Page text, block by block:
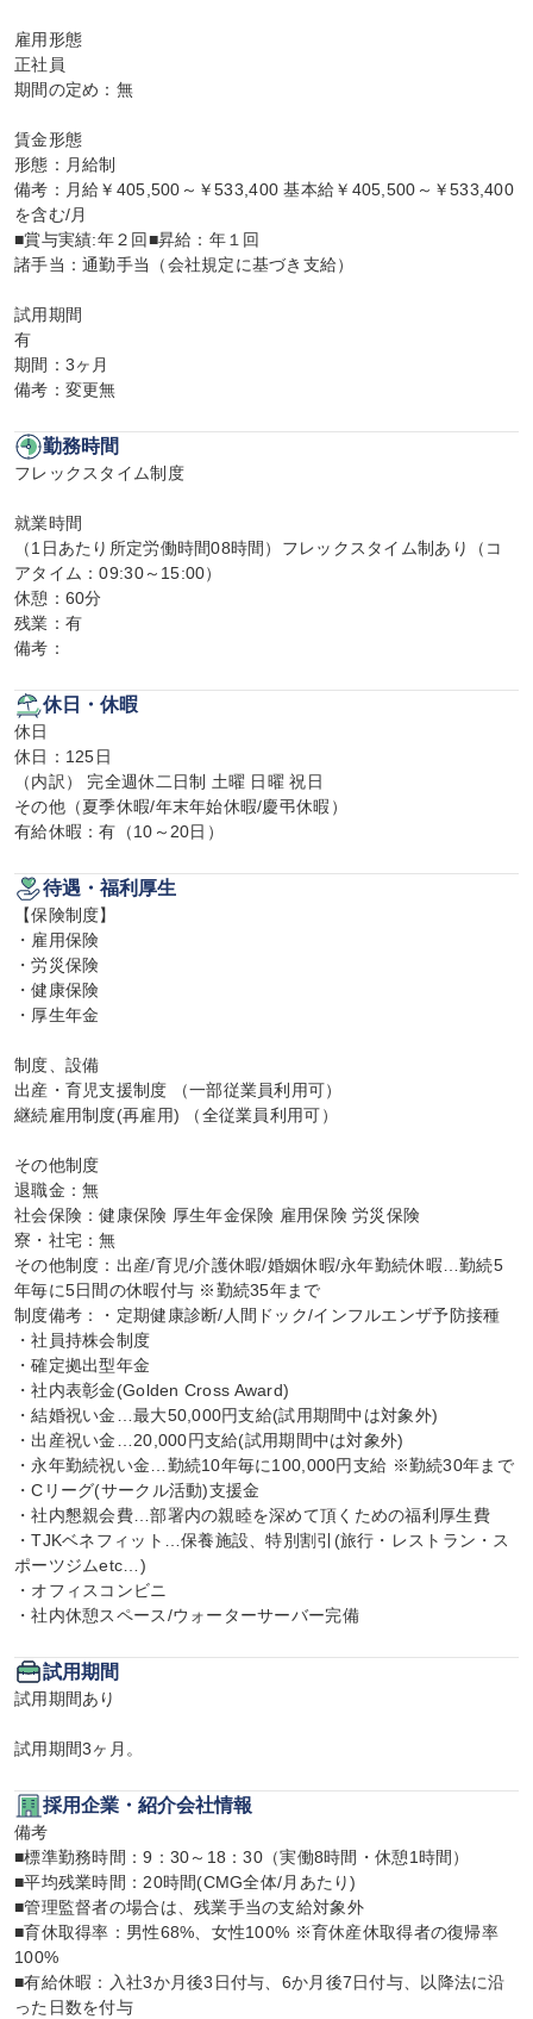
雇用形態
正社員
期間の定め：無
賃金形態
形態：月給制
備考：月給￥405,500～￥533,400 基本給￥405,500～￥533,400
を含む/月
■賞与実績:年２回■昇給：年１回
諸手当：通勤手当（会社規定に基づき支給）
試用期間
有
期間：3ヶ月
備考：変更無
勤務時間
フレックスタイム制度
就業時間
（1日あたり所定労働時間08時間）フレックスタイム制あり（コ
アタイム：09:30～15:00）
休憩：60分
残業：有
備考：
休日・休暇
休日
休日：125日
（内訳） 完全週休二日制 土曜 日曜 祝日
その他（夏季休暇/年末年始休暇/慶弔休暇）
有給休暇：有（10～20日）
待遇・福利厚生
【保険制度】
・雇用保険
・労災保険
・健康保険
・厚生年金
制度、設備
出産・育児支援制度 （一部従業員利用可）
継続雇用制度(再雇用) （全従業員利用可）
その他制度
退職金：無
社会保険：健康保険 厚生年金保険 雇用保険 労災保険
寮・社宅：無
その他制度：出産/育児/介護休暇/婚姻休暇/永年勤続休暇…勤続5
年毎に5日間の休暇付与 ※勤続35年まで
制度備考：・定期健康診断/人間ドック/インフルエンザ予防接種
・社員持株会制度
・確定拠出型年金
・社内表彰金(Golden Cross Award)
・結婚祝い金…最大50,000円支給(試用期間中は対象外)
・出産祝い金…20,000円支給(試用期間中は対象外)
・永年勤続祝い金…勤続10年毎に100,000円支給 ※勤続30年まで
・Cリーグ(サークル活動)支援金
・社内懇親会費…部署内の親睦を深めて頂くための福利厚生費
・TJKベネフィット…保養施設、特別割引(旅行・レストラン・ス
ポーツジムetc…)
・オフィスコンビニ
・社内休憩スペース/ウォーターサーバー完備
試用期間
試用期間あり
試用期間3ヶ月。
採用企業・紹介会社情報
備考
■標準勤務時間：9：30～18：30（実働8時間・休憩1時間）
■平均残業時間：20時間(CMG全体/月あたり)
■管理監督者の場合は、残業手当の支給対象外
■育休取得率：男性68%、女性100% ※育休産休取得者の復帰率
100%
■有給休暇：入社3か月後3日付与、6か月後7日付与、以降法に沿
った日数を付与